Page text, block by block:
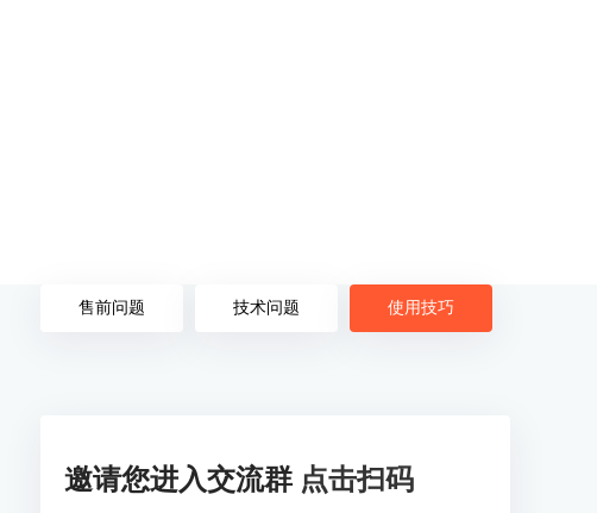
售前问题 技术问题 使用技巧
邀请您进入交流群 点击扫码